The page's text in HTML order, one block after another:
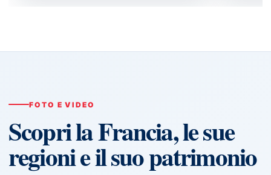
FOTO E VIDEO
Scopri la Francia, le sue
regioni e il suo patrimonio